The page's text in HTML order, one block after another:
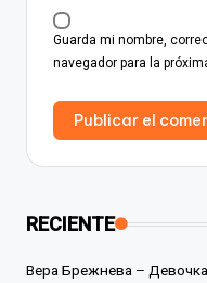
Guarda mi nombre,
navegador para la
RECIENTE
Вера Брежнева –